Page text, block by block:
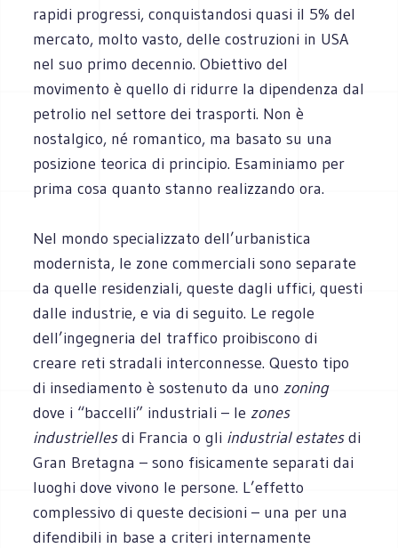
rapidi progressi, conquistandosi quasi il 5% del
mercato, molto vasto, delle costruzioni in USA
nel suo primo decennio. Obiettivo del
movimento è quello di ridurre la dipendenza dal
petrolio nel settore dei trasporti. Non è
nostalgico, né romantico, ma basato su una
posizione teorica di principio. Esaminiamo per
prima cosa quanto stanno realizzando ora.
Nel mondo specializzato dell’urbanistica
modernista, le zone commerciali sono separate
da quelle residenziali, queste dagli uffici, questi
dalle industrie, e via di seguito. Le regole
dell’ingegneria del traffico proibiscono di
creare reti stradali interconnesse. Questo tipo
di insediamento è sostenuto da uno zoning
dove i “baccelli” industriali – le zones
industriellesdi Francia o gli industrial estatesdi
Gran Bretagna – sono fisicamente separati dai
luoghi dove vivono le persone. L’effetto
complessivo di queste decisioni – una per una
difendibili in base a criteri internamente